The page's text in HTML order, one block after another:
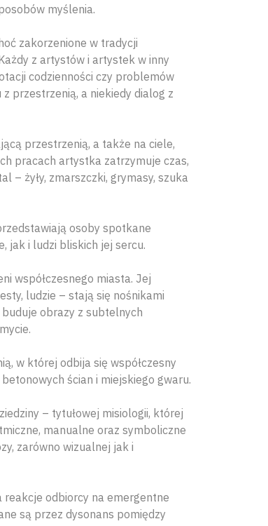
myślenia.
zakorzenione w tradycji
z artystów i artystek w inny
codzienności czy problemów
przestrzenią, a niekiedy dialog z
przestrzenią, a także na ciele,
pracach artystka zatrzymuje czas,
– żyły, zmarszczki, grymasy, szuka
osoby spotkane
jak i ludzi bliskich jej sercu.
współczesnego miasta. Jej
ludzie – stają się nośnikami
obrazy z subtelnych
w której odbija się współczesny
ścian i miejskiego gwaru.
– tytułowej misiologii, której
manualne oraz symboliczne
zarówno wizualnej jak i
odbiorcy na emergentne
są przez dysonans pomiędzy